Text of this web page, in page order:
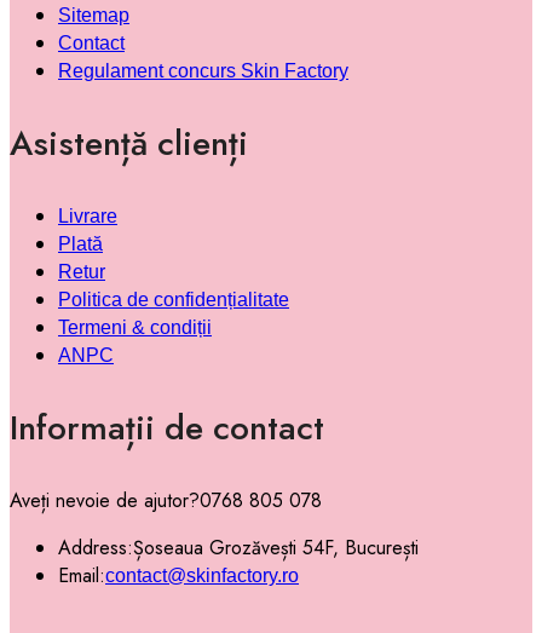
Sitemap
Contact
Regulament concurs Skin Factory
Asistență clienți
Livrare
Plată
Retur
Politica de confidențialitate
Termeni & condiții
ANPC
Informații de contact
Aveți nevoie de ajutor?0768 805 078
Address:Șoseaua Grozăvești 54F, București
Email:contact@skinfactory.ro